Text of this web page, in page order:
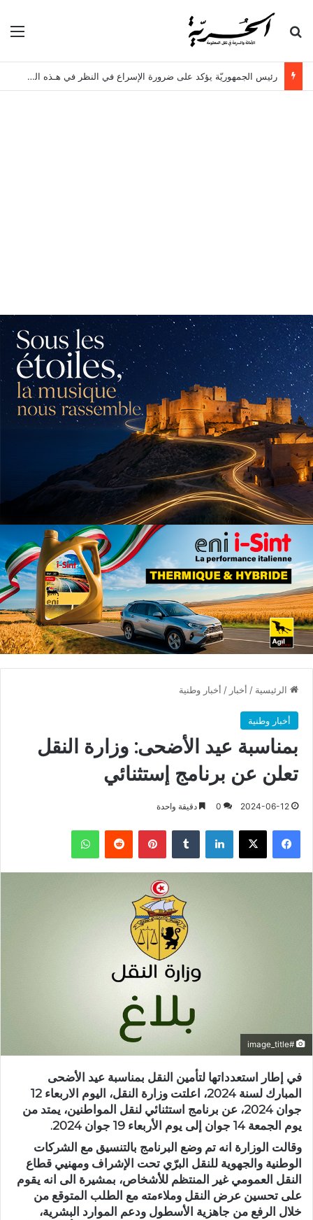
بحث عن
رئيس الجمهوريّة يؤكد على ضرورة الإسراع في النظر في هـذه الملفات
الرئيسية / أخبار / أخبار وطنية
أخبار وطنية
بمناسبة عيد الأضحى: وزارة النقل
تعلن عن برنامج إستثنائي
2024-06-12
0 دقيقة واحدة
فيسبوك X لينكدإن بينتيريست واتساب
#image_title
في إطار استعدداتها لتأمين النقل بمناسبة عيد الأضحى
المبارك لسنة 2024، اعلتت وزارة النقل، اليوم الاربعاء 12
جوان 2024، عن برنامج استثنائي لنقل المواطنين، يمتد من
يوم الجمعة 14 جوان إلى يوم الأربعاء 19 جوان 2024.
وقالت الوزارة انه تم وضع البرنامج بالتنسيق مع الشركات
الوطنية والجهوية للنقل البرّي تحت الإشراف ومهنيي قطاع
النقل العمومي غير المنتظم للأشخاص، بمشيرة الى انه يقوم
على تحسين عرض النقل وملاءمته مع الطلب المتوقع من
خلال الرفع من جاهزية الأسطول ودعم الموارد البشرية،